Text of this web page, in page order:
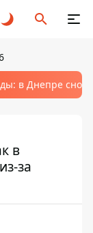
в Днепре
в
за